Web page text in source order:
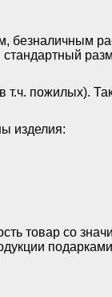
безналичным
стандартный
пожилых).
изделия:
товар со